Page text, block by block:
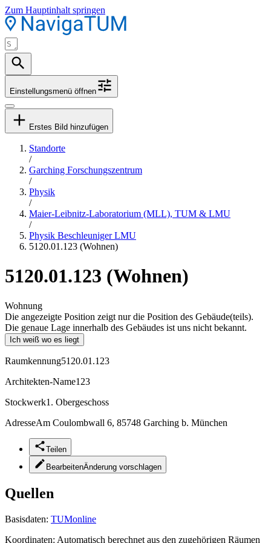
Zum Hauptinhalt springen
Einstellungsmenü öffnen
Erstes Bild hinzufügen
Standorte
/
Garching Forschungszentrum
/
Physik
/
Maier-Leibnitz-Laboratorium (MLL), TUM & LMU
/
Physik Beschleuniger LMU
5120.01.123 (Wohnen)
5120.01.123 (Wohnen)
Wohnung
Die angezeigte Position zeigt nur die Position des Gebäude(teils).
Die genaue Lage innerhalb des Gebäudes ist uns nicht bekannt.
Ich weiß wo es liegt
Raumkennung5120.01.123
Architekten-Name123
Stockwerk1. Obergeschoss
AdresseAm Coulombwall 6, 85748 Garching b. München
Teilen
BearbeitenÄnderung vorschlagen
Quellen
Basisdaten: TUMonline
Koordinaten: Automatisch berechnet aus den zugehörigen Räumen